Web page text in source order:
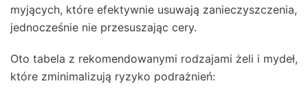
myjących, które efektywnie usuwają zanieczyszczenia,
jednocześnie nie przesuszając cery.
Oto tabela z rekomendowanymi rodzajami żeli i mydeł,
które zminimalizują ryzyko podrażnień: